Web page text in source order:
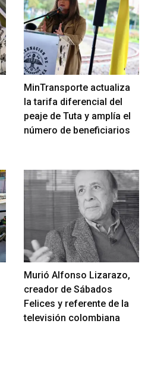
MinTransporte actualiza
la tarifa diferencial del
peaje de Tuta y amplía el
número de beneficiarios
Murió Alfonso Lizarazo,
creador de Sábados
Felices y referente de la
televisión colombiana